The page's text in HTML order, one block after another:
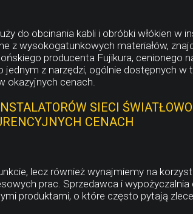
do obcinania kabli i obróbki włókien w
z wysokogatunkowych materiałów,
producenta Fujikura, cenionego
z narzędzi, ogólnie dostępnych w
okazyjnych cenach.
SIECI
CENACH
lecz również wynajmiemy na
prac. Sprzedawca i wypożyczalnia
produktami, o które często pytają